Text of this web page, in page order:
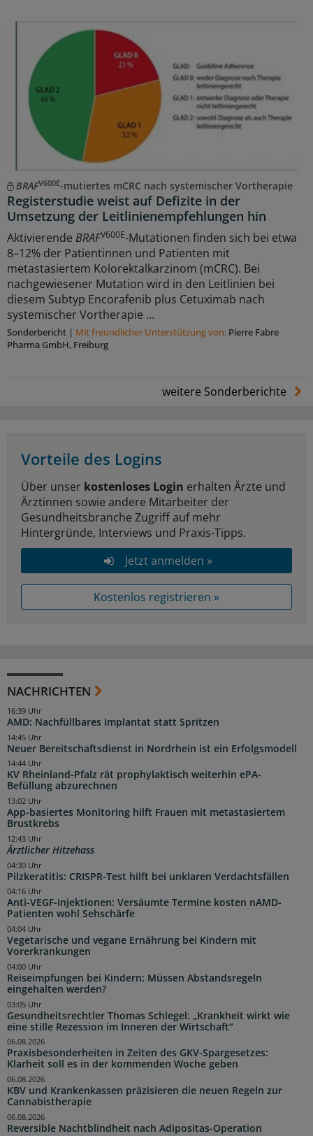
BRAFV600E-mutiertes mCRC nach systemischer Vortherapie
Registerstudie weist auf Defizite in der
Umsetzung der Leitlinienempfehlungen hin
Aktivierende BRAFV600E-Mutationen finden sich bei etwa
8–12% der Patientinnen und Patienten mit
metastasiertem Kolorektalkarzinom (mCRC). Bei
nachgewiesener Mutation wird in den Leitlinien bei
diesem Subtyp Encorafenib plus Cetuximab nach
systemischer Vortherapie ...
Sonderbericht | Mit freundlicher Unterstützung von: Pierre Fabre
Pharma GmbH, Freiburg
weitere Sonderberichte
Vorteile des Logins
Über unser kostenloses Login erhalten Ärzte und
Ärztinnen sowie andere Mitarbeiter der
Gesundheitsbranche Zugriff auf mehr
Hintergründe, Interviews und Praxis-Tipps.
Jetzt anmelden »
Kostenlos registrieren »
NACHRICHTEN
AMD: Nachfüllbares Implantat statt Spritzen
16:39 Uhr
Neuer Bereitschaftsdienst in Nordrhein ist ein Erfolgsmodell
14:45 Uhr
KV Rheinland-Pfalz rät prophylaktisch weiterhin ePA-
Befüllung abzurechnen
14:44 Uhr
App-basiertes Monitoring hilft Frauen mit metastasiertem
Brustkrebs
13:02 Uhr
Ärztlicher Hitzehass
12:43 Uhr
Pilzkeratitis: CRISPR-Test hilft bei unklaren Verdachtsfällen
04:30 Uhr
Anti-VEGF-Injektionen: Versäumte Termine kosten nAMD-
Patienten wohl Sehschärfe
04:16 Uhr
Vegetarische und vegane Ernährung bei Kindern mit
Vorerkrankungen
04:04 Uhr
Reiseimpfungen bei Kindern: Müssen Abstandsregeln
eingehalten werden?
04:00 Uhr
Gesundheitsrechtler Thomas Schlegel: „Krankheit wirkt wie
eine stille Rezession im Inneren der Wirtschaft“
03:05 Uhr
Praxisbesonderheiten in Zeiten des GKV-Spargesetzes:
Klarheit soll es in der kommenden Woche geben
06.08.2026
KBV und Krankenkassen präzisieren die neuen Regeln zur
Cannabistherapie
06.08.2026
Reversible Nachtblindheit nach Adipositas-Operation
06.08.2026